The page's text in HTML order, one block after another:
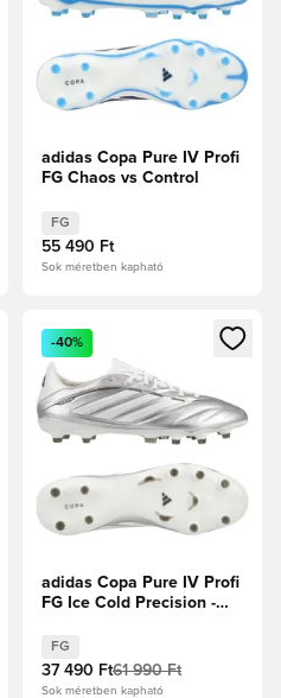
adidas Copa Pure IV Profi
FG Chaos vs Control
FG
55 490 Ft
Sok méretben kapható
vagy a tagként
Megnyit egy modált a
-40%
adidas Copa Pure IV Profi
FG Ice Cold Precision -
Éjszakai metál
FG
37 490 Ft61 990 Ft
Sok méretben kapható